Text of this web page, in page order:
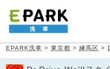
EPARK洗車 > 東京都 > 練馬区 >